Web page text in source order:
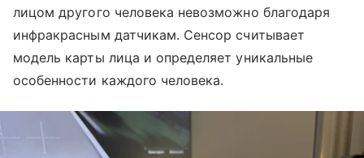
лицом другого человека невозможно благодаря
инфракрасным датчикам. Сенсор считывает
модель карты лица и определяет уникальные
особенности каждого человека.